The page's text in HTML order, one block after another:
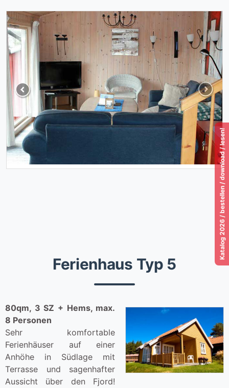
Katalog 2026 / bestellen / download / lesen!
Previous Next
Ferienhaus Typ 5
80qm, 3 SZ + Hems, max.
8 Personen
Sehr komfortable
Ferienhäuser auf einer
Anhöhe in Südlage mit
Terrasse und sagenhafter
Aussicht über den Fjord!